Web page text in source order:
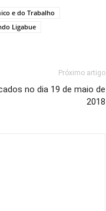
e do Trabalho
Ligabue
Próximo artigo
no dia 19 de maio de
2018